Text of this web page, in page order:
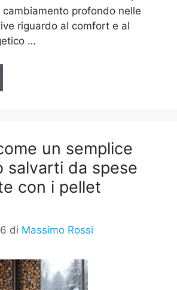
profondo nelle
riguardo al comfort e al
…
un semplice
salvarti da spese
con i pellet
di Massimo Rossi